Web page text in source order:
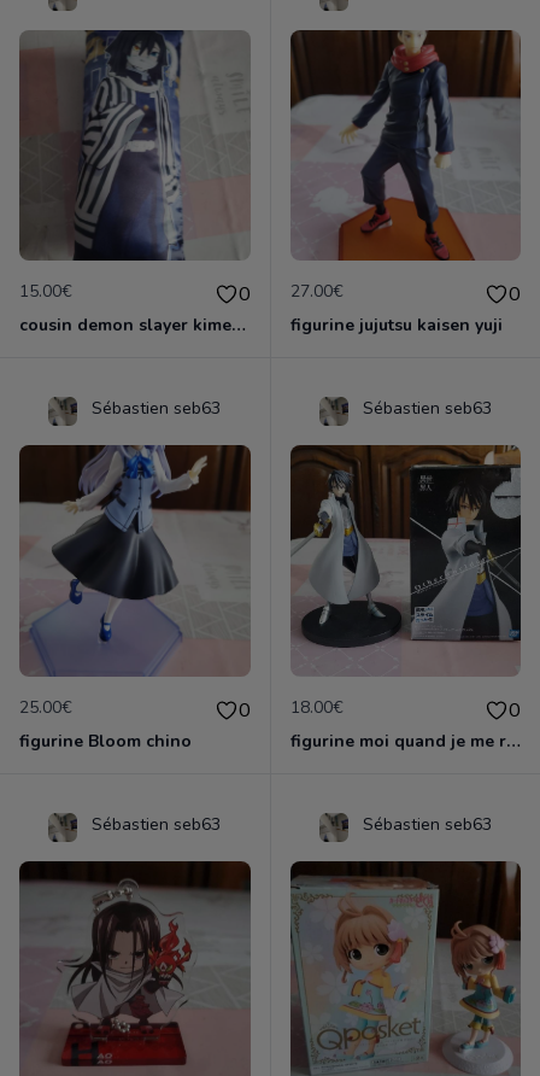
15.00€ 0
cousin demon slayer kimestsu neuf
27.00€ 0
figurine jujutsu kaisen yuji
Sébastien seb63
25.00€ 0
figurine Bloom chino
Sébastien seb63
18.00€ 0
figurine moi quand je me reincarne en slime
Sébastien seb63 Sébastien seb63